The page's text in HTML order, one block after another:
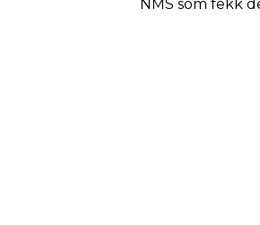
NMS som fekk